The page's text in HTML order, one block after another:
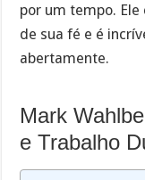
por um tempo.
de sua fé e é
abertamente.
Mark
e Trabalho